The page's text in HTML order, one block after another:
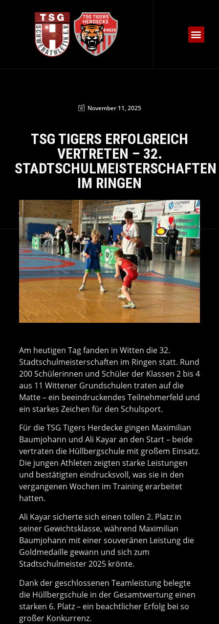
November 11, 2025
TSG TIGERS ERFOLGREICH
VERTRETEN – 32.
STADTSCHULMEISTERSCHAFTEN
IM RINGEN
Am heutigen Tag fanden in Witten die 32.
Stadtschulmeisterschaften im Ringen statt. Rund
200 Schülerinnen und Schüler der Klassen 2 bis 4
aus 11 Wittener Grundschulen traten auf die
Matte – ein beeindruckendes Teilnehmerfeld und
ein starkes Zeichen für den Schulsport.
Für die TSG Tigers Herdecke gingen Maximilian
Baumjohann und Ali Kayar an den Start – beide
vertraten die Hüllbergschule mit großem Einsatz.
Die jungen Athleten zeigten starke Leistungen
und bestätigten eindrucksvoll, was sie in den
vergangenen Wochen im Training erarbeitet
hatten.
Ali Kayar sicherte sich einen tollen 2. Platz in
seiner Gewichtsklasse, während Maximilian
Baumjohann mit einer souveränen Leistung die
Goldmedaille gewann und sich zum
Stadtschulmeister 2025 krönte.
Dank der geschlossenen Teamleistung belegte
die Hüllbergschule in der Gesamtwertung einen
starken 6. Platz – ein beachtlicher Erfolg bei so
großer Konkurrenz.